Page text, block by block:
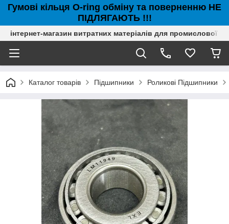
Гумові кільця O-ring обміну та поверненню НЕ
ПІДЛЯГАЮТЬ !!!
інтернет-магазин витратних матеріалів для промислової
Каталог товарів Підшипники Роликові Підшипники